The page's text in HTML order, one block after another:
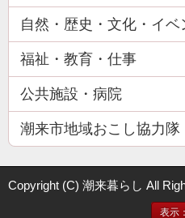
自然・歴史・文化・イベ
福祉・教育・仕事
公共施設・病院
潮来市地域おこし協力隊
Copyright (C) 潮来暮らし All
表示